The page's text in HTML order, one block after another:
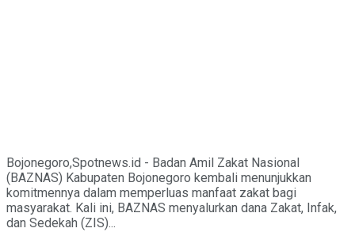
Bojonegoro,Spotnews.id - Badan Amil Zakat Nasional
(BAZNAS) Kabupaten Bojonegoro kembali menunjukkan
komitmennya dalam memperluas manfaat zakat bagi
masyarakat. Kali ini, BAZNAS menyalurkan dana Zakat, Infak,
dan Sedekah (ZIS)...